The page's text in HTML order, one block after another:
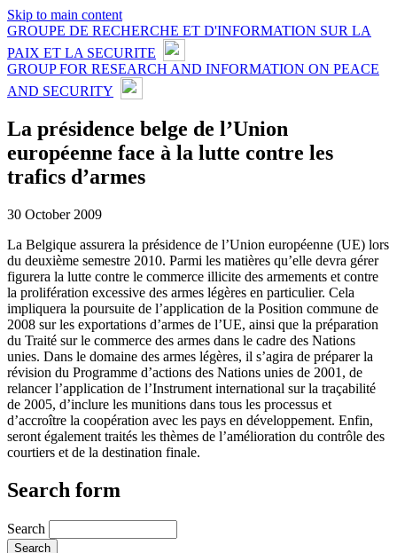
Skip to main content
GROUPE DE RECHERCHE ET D'INFORMATION SUR LA
PAIX ET LA SECURITE
GROUP FOR RESEARCH AND INFORMATION ON PEACE
AND SECURITY
La présidence belge de l’Union
européenne face à la lutte contre les
trafics d’armes
30 October 2009
La Belgique assurera la présidence de l’Union européenne (UE) lors
du deuxième semestre 2010. Parmi les matières qu’elle devra gérer
figurera la lutte contre le commerce illicite des armements et contre
la prolifération excessive des armes légères en particulier. Cela
impliquera la poursuite de l’application de la Position commune de
2008 sur les exportations d’armes de l’UE, ainsi que la préparation
du Traité sur le commerce des armes dans le cadre des Nations
unies. Dans le domaine des armes légères, il s’agira de préparer la
révision du Programme d’actions des Nations unies de 2001, de
relancer l’application de l’Instrument international sur la traçabilité
de 2005, d’inclure les munitions dans tous les processus et
d’accroître la coopération avec les pays en développement. Enfin,
seront également traités les thèmes de l’amélioration du contrôle des
courtiers et de la destination finale.
Search form
Search